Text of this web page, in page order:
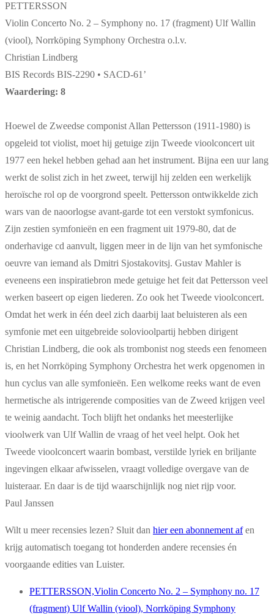
PETTERSSON
Violin Concerto No. 2 – Symphony no. 17 (fragment) Ulf Wallin
(viool), Norrköping Symphony Orchestra o.l.v.
Christian Lindberg
BIS Records BIS-2290 • SACD-61’
Waardering: 8
Hoewel de Zweedse componist Allan Pettersson (1911-1980) is
opgeleid tot violist, moet hij getuige zijn Tweede vioolconcert uit
1977 een hekel hebben gehad aan het instrument. Bijna een uur lang
werkt de solist zich in het zweet, terwijl hij zelden een werkelijk
heroïsche rol op de voorgrond speelt. Pettersson ontwikkelde zich
wars van de naoorlogse avant-garde tot een verstokt symfonicus.
Zijn zestien symfonieën en een fragment uit 1979-80, dat de
onderhavige cd aanvult, liggen meer in de lijn van het symfonische
oeuvre van iemand als Dmitri Sjostakovitsj. Gustav Mahler is
eveneens een inspiratiebron mede getuige het feit dat Pettersson veel
werken baseert op eigen liederen. Zo ook het Tweede vioolconcert.
Omdat het werk in één deel zich daarbij laat beluisteren als een
symfonie met een uitgebreide solovioolpartij hebben dirigent
Christian Lindberg, die ook als trombonist nog steeds een fenomeen
is, en het Norrköping Symphony Orchestra het werk opgenomen in
hun cyclus van alle symfonieën. Een welkome reeks want de even
hermetische als intrigerende composities van de Zweed krijgen veel
te weinig aandacht. Toch blijft het ondanks het meesterlijke
vioolwerk van Ulf Wallin de vraag of het veel helpt. Ook het
Tweede vioolconcert waarin bombast, verstilde lyriek en briljante
ingevingen elkaar afwisselen, vraagt volledige overgave van de
luisteraar. En daar is de tijd waarschijnlijk nog niet rijp voor.
Paul Janssen
Wilt u meer recensies lezen? Sluit dan hier een abonnement afen
krijg automatisch toegang tot honderden andere recensies én
voorgaande edities van Luister.
PETTERSSON,Violin Concerto No. 2 – Symphony no. 17
(fragment) Ulf Wallin (viool), Norrköping Symphony